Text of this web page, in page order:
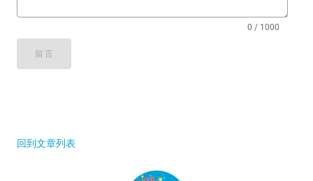
0 / 1000
留言
回到文章列表